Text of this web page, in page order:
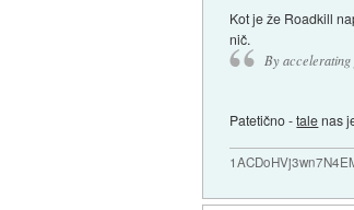
Kot je že Roadkill
nič.
By accelerating
Patetično -talenas